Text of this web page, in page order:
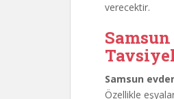
verecektir.
Samsun
Özellikle